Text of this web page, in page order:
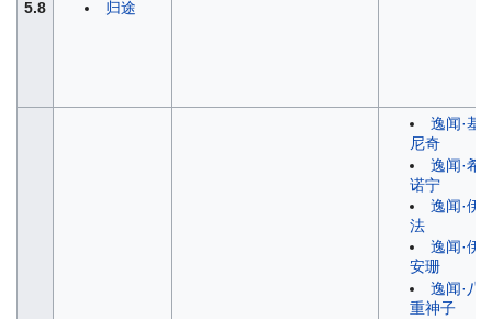
5.8 归途
逸闻·基
尼奇
逸闻·希
诺宁
逸闻·伊
法
逸闻·伊
安珊
逸闻·八
重神子